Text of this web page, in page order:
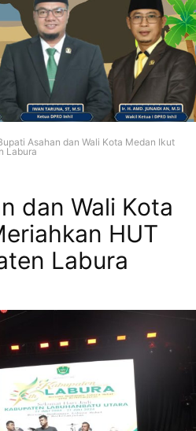
Asahan dan Wali Kota Medan Ikut
Labura
dan Wali Kota
HUT
Labura